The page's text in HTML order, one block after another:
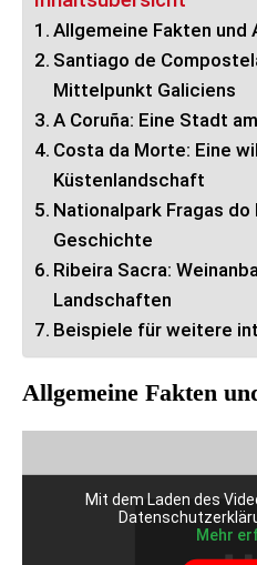
Allgemeine Fakten und
Santiago de
Mittelpunkt Galiciens
A Coruña: Eine Stadt
Costa da Morte: Eine
Küstenlandschaft
Nationalpark Fragas do
Geschichte
Ribeira Sacra:
Landschaften
Beispiele für weitere
Allgemeine Fakten
Mit dem Laden des
Mehr